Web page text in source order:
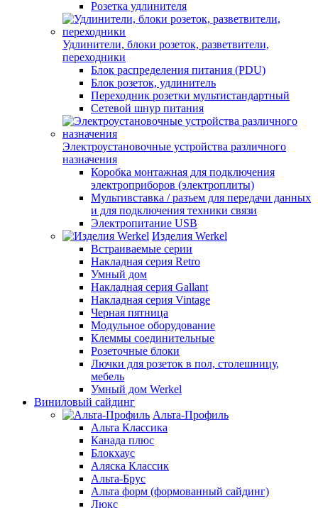
Розетка удлинителя
Удлинители, блоки розеток, разветвители,
переходники
Блок распределения питания (PDU)
Блок розеток, удлинитель
Переходник розетки мультистандартный
Сетевой шнур питания
Электроустановочные устройства различного
назначения
Коробка монтажная для подключения
электроприборов (электроплиты)
Мультивставка / разъем для передачи данных
и для подключения техники связи
Электропитание USB
Изделия Werkel
Встраиваемые серии
Накладная серия Retro
Умный дом
Накладная серия Gallant
Накладная серия Vintage
Черная пятница
Модульное оборудование
Клеммы соединительные
Розеточные блоки
Лючки для розеток в пол, столешницу,
мебель
Умный дом Werkel
Виниловый сайдинг
Альта-Профиль
Альта Классика
Канада плюс
Блокхаус
Аляска Классик
Альта-Брус
Альта форм (формованный сайдинг)
Люкс